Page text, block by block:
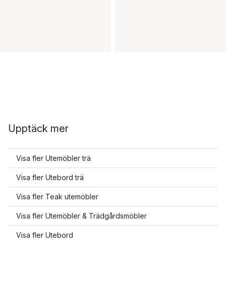
Upptäck mer
Visa fler Utemöbler trä
Visa fler Utebord trä
Visa fler Teak utemöbler
Visa fler Utemöbler & Trädgårdsmöbler
Visa fler Utebord